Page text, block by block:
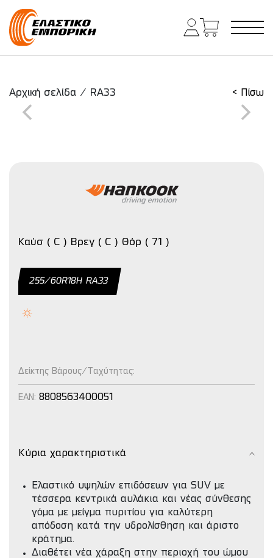
Κύρια πλοήγηση
Αρχική σελίδα / RA33 < Πίσω
Καύσ ( C ) Βρεγ ( C ) Θόρ ( 71 )
255/60R18H RA33
Δείκτης Βάρους/Ταχύτητας:
EAN: 8808563400051
Κύρια χαρακτηριστικά
Ελαστικό υψηλών επιδόσεων για SUV με
τέσσερα κεντρικά αυλάκια και νέας σύνθεσης
γόμα με μείγμα πυριτίου για καλύτερη
απόδοση κατά την υδρολίσθηση και άριστο
κράτημα.
Διαθέτει νέα χάραξη στην περιοχή του ώμου